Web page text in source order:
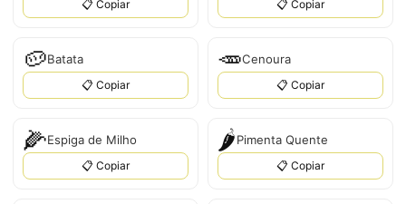
📋 Copiar 📋 Copiar
🥔Batata
📋 Copiar
🥕Cenoura
📋 Copiar
🌽Espiga de Milho
📋 Copiar
🌶️Pimenta Quente
📋 Copiar